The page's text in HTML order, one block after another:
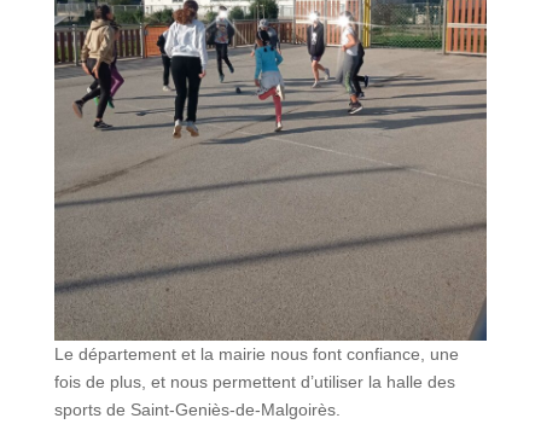
Le département et la mairie nous font confiance, une
fois de plus, et nous permettent d’utiliser la halle des
sports de Saint-Geniès-de-Malgoirès.